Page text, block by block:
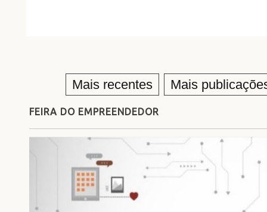
Mais recentes Mais
FEIRA DO EMPREENDEDOR